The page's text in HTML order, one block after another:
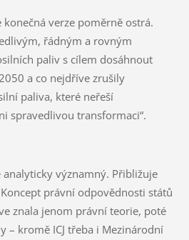
verze poměrně ostrá.
řádným a rovným
paliv s cílem dosáhnout
a co nejdříve zrušily
paliva, které neřeší
spravedlivou transformaci“.
významný. Přibližuje
právní odpovědnosti států
znala jenom právní teorie, poté
– kromě ICJ třeba i Mezinárodní